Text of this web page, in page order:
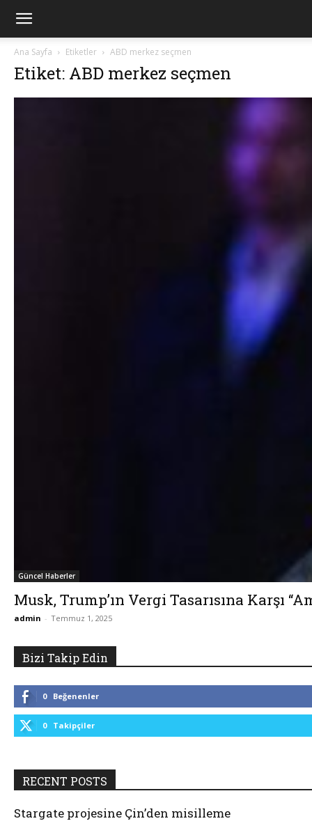
Ana Sayfa Etiketler ABD merkez seçmen
Etiket: ABD merkez seçmen
Güncel Haberler
Musk, Trump’ın Vergi Tasarısına Karşı
admin - Temmuz 1, 2025
Bizi Takip Edin
0 Beğenenler
0 Takipçiler
RECENT POSTS
Stargate projesine Çin’den misilleme